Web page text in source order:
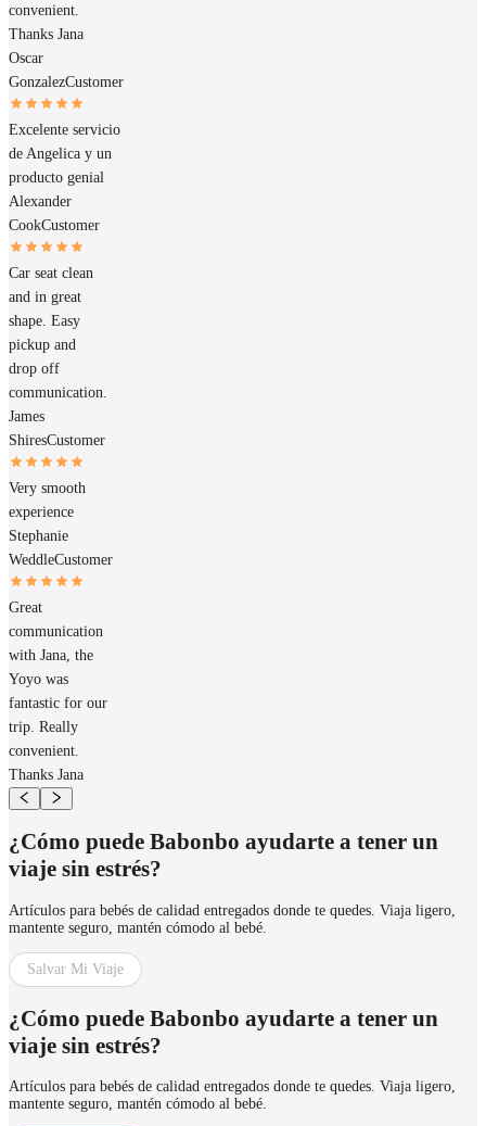
convenient.
Thanks Jana
Oscar
GonzalezCustomer
Excelente servicio
de Angelica y un
producto genial
Alexander
CookCustomer
Car seat clean
and in great
shape. Easy
pickup and
drop off
communication.
James
ShiresCustomer
Very smooth
experience
Stephanie
WeddleCustomer
Great
communication
with Jana, the
Yoyo was
fantastic for our
trip. Really
convenient.
Thanks Jana
¿Cómo puede Babonbo ayudarte a tener un
viaje sin estrés?
Artículos para bebés de calidad entregados donde te quedes. Viaja ligero,
mantente seguro, mantén cómodo al bebé.
Salvar Mi Viaje
¿Cómo puede Babonbo ayudarte a tener un
viaje sin estrés?
Artículos para bebés de calidad entregados donde te quedes. Viaja ligero,
mantente seguro, mantén cómodo al bebé.